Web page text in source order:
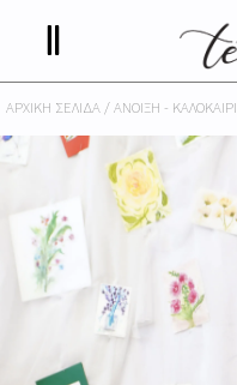
ΑΡΧΙΚΉ ΣΕΛΊΔΑ /ΆΝΟΙΞΗ - ΚΑΛΟΚΑΊΡΙ